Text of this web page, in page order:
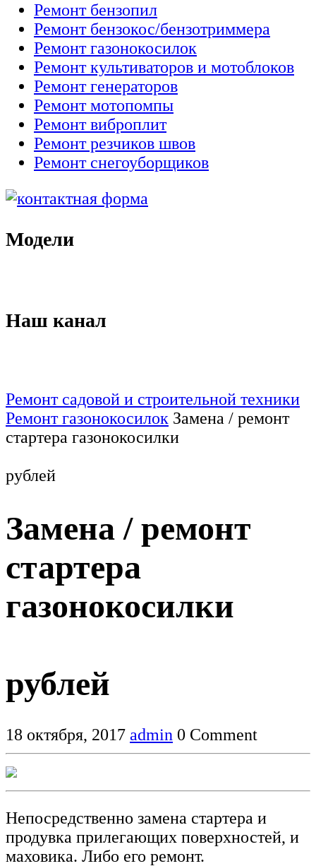
Ремонт бензопил
Ремонт бензокос/бензотриммера
Ремонт газонокосилок
Ремонт культиваторов и мотоблоков
Ремонт генераторов
Ремонт мотопомпы
Ремонт виброплит
Ремонт резчиков швов
Ремонт снегоуборщиков
Модели
Наш канал
Ремонт садовой и строительной техники
Ремонт газонокосилок Замена / ремонт
стартера газонокосилки
рублей
Замена / ремонт
стартера
газонокосилки
рублей
18 октября, 2017 admin 0 Comment
Непосредственно замена стартера и
продувка прилегающих поверхностей, и
маховика. Либо его ремонт.